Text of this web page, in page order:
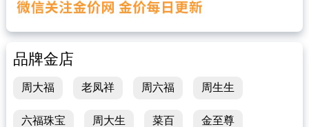
品牌金店
周大福 老凤祥 周六福 周生生
六福珠宝 周大生 菜百 金至尊